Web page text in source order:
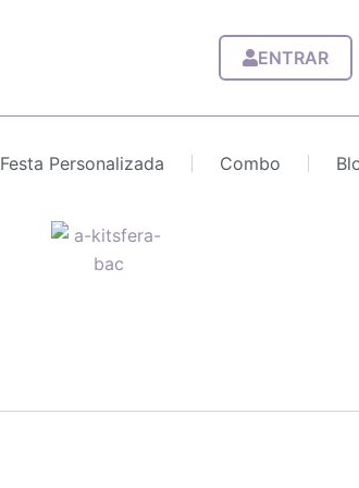
ENTRAR
Festa Personalizada Combo